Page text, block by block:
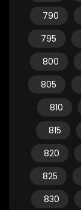
790
795
800
805
810
815
820
825
830